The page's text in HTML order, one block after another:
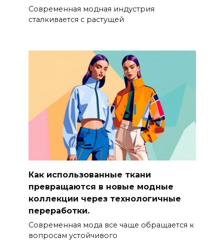
Современная модная индустрия
сталкивается с растущей
Как использованные ткани
превращаются в новые модные
коллекции через технологичные
переработки.
Современная мода все чаще обращается к
вопросам устойчивого